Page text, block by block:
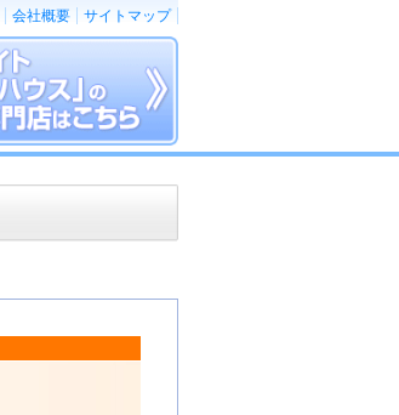
会社概要 サイトマップ